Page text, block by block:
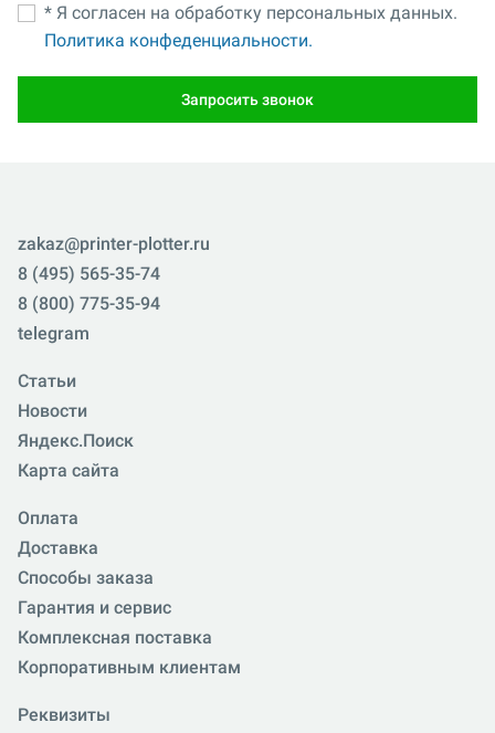
* Я согласен на обработку персональных данных.
Политика конфеденциальности.
Запросить звонок
zakaz@printer-plotter.ru
8 (495) 565-35-74
8 (800) 775-35-94
telegram
Статьи
Новости
Яндекс.Поиск
Карта сайта
Оплата
Доставка
Способы заказа
Гарантия и сервис
Комплексная поставка
Корпоративным клиентам
Реквизиты